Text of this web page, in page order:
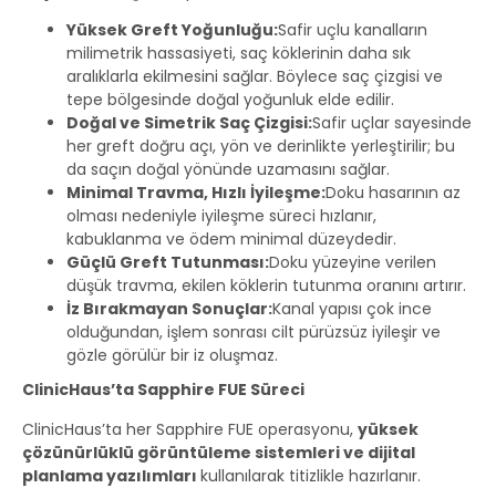
Yüksek Greft Yoğunluğu:Safir uçlu kanalların
milimetrik hassasiyeti, saç köklerinin daha sık
aralıklarla ekilmesini sağlar. Böylece saç çizgisi ve
tepe bölgesinde doğal yoğunluk elde edilir.
Doğal ve Simetrik Saç Çizgisi:Safir uçlar sayesinde
her greft doğru açı, yön ve derinlikte yerleştirilir; bu
da saçın doğal yönünde uzamasını sağlar.
Minimal Travma, Hızlı İyileşme:Doku hasarının az
olması nedeniyle iyileşme süreci hızlanır,
kabuklanma ve ödem minimal düzeydedir.
Güçlü Greft Tutunması:Doku yüzeyine verilen
düşük travma, ekilen köklerin tutunma oranını artırır.
İz Bırakmayan Sonuçlar:Kanal yapısı çok ince
olduğundan, işlem sonrası cilt pürüzsüz iyileşir ve
gözle görülür bir iz oluşmaz.
ClinicHaus’ta Sapphire FUE Süreci
ClinicHaus’ta her Sapphire FUE operasyonu, yüksek
çözünürlüklü görüntüleme sistemlerive dijital
planlama yazılımları kullanılarak titizlikle hazırlanır.